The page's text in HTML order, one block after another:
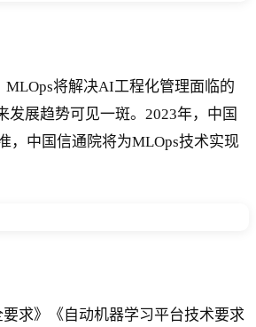
MLOps将解决AI工程化管理面临的
展趋势可见一斑。2023年，中国
，中国信通院将为MLOps技术实现
求》《自动机器学习平台技术要求